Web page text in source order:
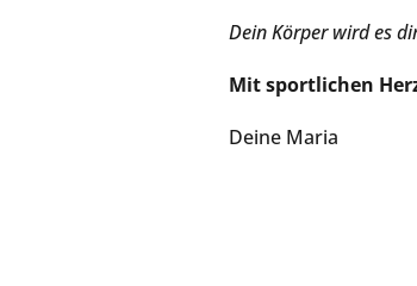
Dein Körper wird es
Mit sportlichen
Deine Maria